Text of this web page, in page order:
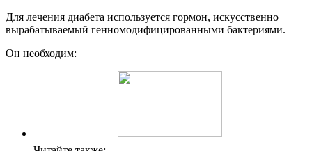
Для лечения диабета используется гормон, искусственно
вырабатываемый генномодифицированными бактериями.
Он необходим: